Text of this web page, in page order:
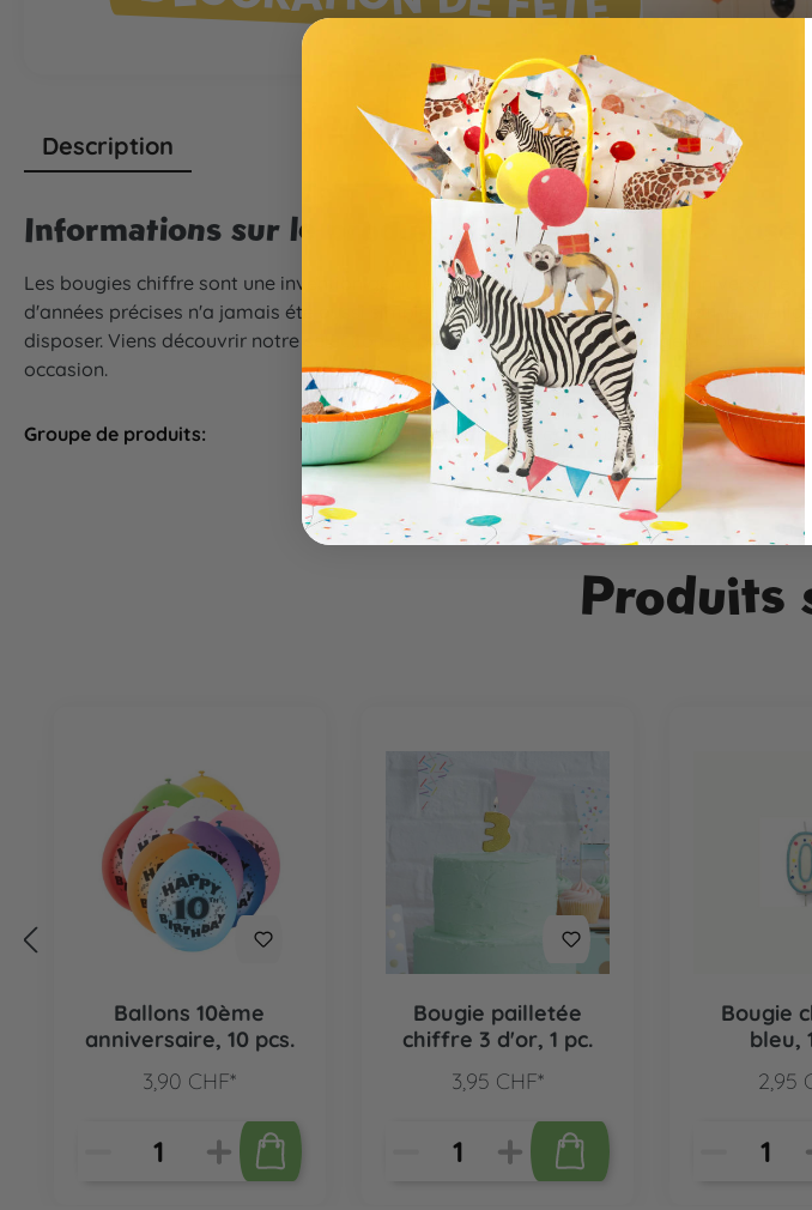
Description
Informations sur le produit "Bougie chiffre 9
Les bougies chiffre sont une invention géniale! Pour fêter un tout premier
d'années précises n'a jamais été aussi simple. De plus, elles sont une alternative
disposer. Viens découvrir notre sélection de produits! Notre stock regorge de bougies
occasion.
Groupe de produits: Pâtisserie & Décoration de gâteaux
Produits
Ballons 10ème
anniversaire, 10 pcs.
3,90 CHF*
Bougie pailletée
chiffre 3 d'or, 1 pc.
3,95 CHF*
Bougie
bleu,
2,95